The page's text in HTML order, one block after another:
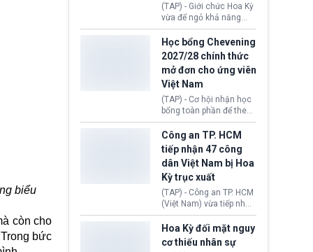
biểu
còn cho
bức
Brexit “do nhầm lẫn”.
Động thái này làm dấy
lên lo ngại về việc thực
thi Thỏa thuận Rút khỏi
Liên minh châu Âu
(Withdrawal
Agreement).
(TAP) - Giới chức Hoa Kỳ
vừa để ngỏ khả năng
sớm đạt thỏa thuận với
Iran nhằm mở lại eo biển
Hormuz, mở đường cho
việc khôi phục hoạt
động hàng hải. Những
tín hiệu ngoại giao tích
cực này lập tức tác động
đến thị trường năng
lượng, kéo giá dầu thế
giới lùi sâu xuống dưới
mức 80 USD/thùng.
Học bổng Chevening
2027/28 chính thức
mở đơn cho ứng viên
Việt Nam
(TAP) - Cơ hội nhận học
bổng toàn phần để theo
học chương trình thạc sĩ
tại Vương quốc Anh đã
chính thức quay trở lại.
Học bổng Chevening
2027/28 của Chính phủ
Anh vừa mở cổng ứng
tuyển dành riêng ứng
viên Việt Nam, hỗ trợ
toàn bộ chi phí học tập
cùng nhiều quyền lợi
trong suốt một năm
học.
Công an TP. HCM
tiếp nhận 47 công
dân Việt Nam bị Hoa
Kỳ trục xuất
(TAP) - Công an TP. HCM
(Việt Nam) vừa tiếp nhận
47 công dân Việt Nam bị
Hoa Kỳ trục xuất về
nước. Đây là đợt có số
lượng lớn nhất từ đầu
Hoa Kỳ đối mặt nguy
cơ thiếu nhân sự